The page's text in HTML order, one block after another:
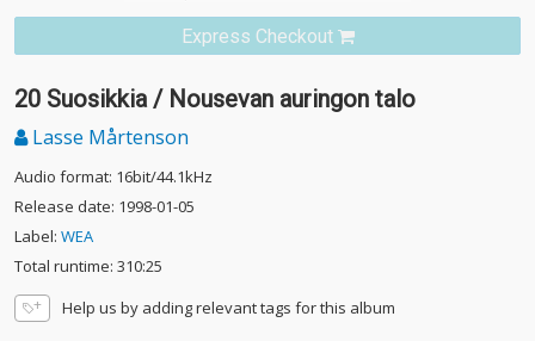
Express Checkout
20 Suosikkia / Nousevan auringon talo
Lasse Mårtenson
Audio format: 16bit/44.1kHz
Release date: 1998-01-05
Label: WEA
Total runtime: 310:25
Help us by adding relevant tags for this album